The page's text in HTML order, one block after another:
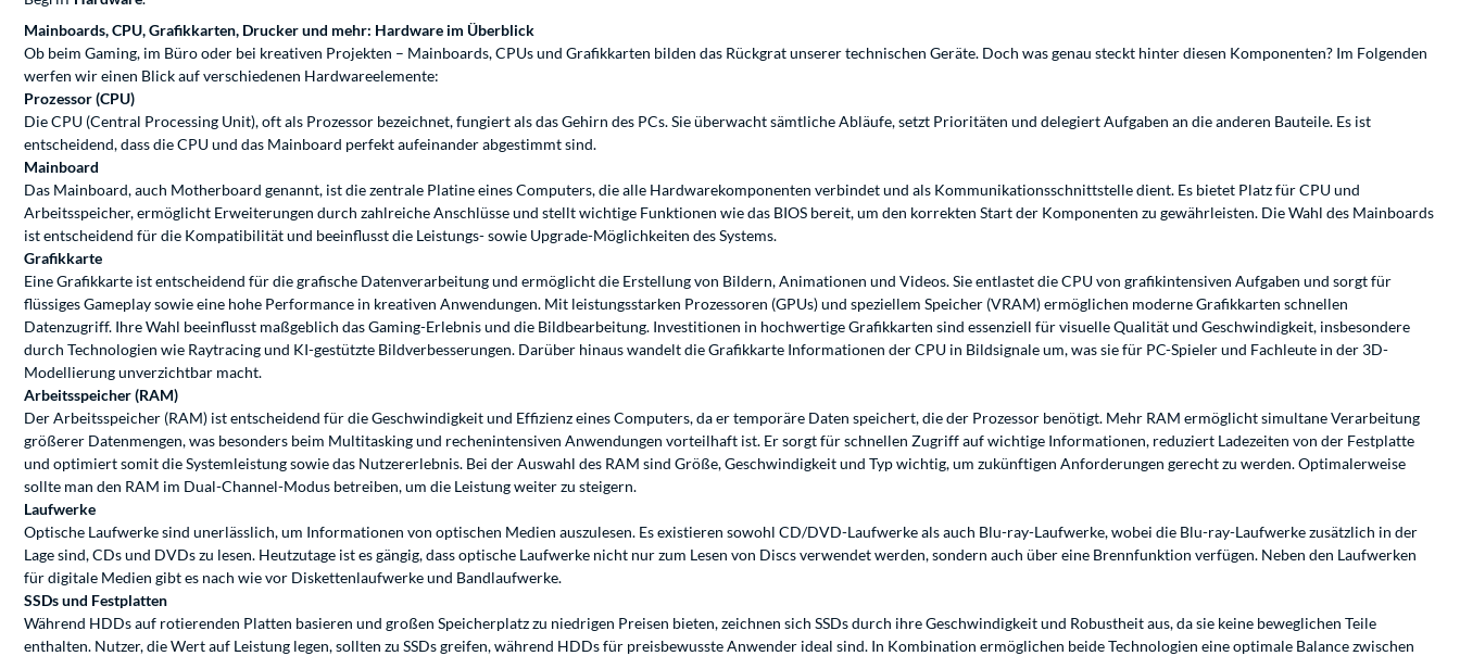
Mainboards, CPU, Grafikkarten, Drucker und mehr: Hardware im Überblick
Ob beim Gaming, im Büro oder bei kreativen Projekten – Mainboards, CPUs und Grafikkarten bilden das Rückgrat unserer technischen Geräte. Doch was genau steckt hinter diesen Komponenten? Im Folgenden
werfen wir einen Blick auf verschiedenen Hardwareelemente:
Prozessor (CPU)
Die CPU (Central Processing Unit), oft als Prozessor bezeichnet, fungiert als das Gehirn des PCs. Sie überwacht sämtliche Abläufe, setzt Prioritäten und delegiert Aufgaben an die anderen Bauteile. Es ist
entscheidend, dass die CPU und das Mainboard perfekt aufeinander abgestimmt sind.
Mainboard
Das Mainboard, auch Motherboard genannt, ist die zentrale Platine eines Computers, die alle Hardwarekomponenten verbindet und als Kommunikationsschnittstelle dient. Es bietet Platz für CPU und
Arbeitsspeicher, ermöglicht Erweiterungen durch zahlreiche Anschlüsse und stellt wichtige Funktionen wie das BIOS bereit, um den korrekten Start der Komponenten zu gewährleisten. Die Wahl des Mainboards
ist entscheidend für die Kompatibilität und beeinflusst die Leistungs- sowie Upgrade-Möglichkeiten des Systems.
Grafikkarte
Eine Grafikkarte ist entscheidend für die grafische Datenverarbeitung und ermöglicht die Erstellung von Bildern, Animationen und Videos. Sie entlastet die CPU von grafikintensiven Aufgaben und sorgt für
flüssiges Gameplay sowie eine hohe Performance in kreativen Anwendungen. Mit leistungsstarken Prozessoren (GPUs) und speziellem Speicher (VRAM) ermöglichen moderne Grafikkarten schnellen
Datenzugriff. Ihre Wahl beeinflusst maßgeblich das Gaming-Erlebnis und die Bildbearbeitung. Investitionen in hochwertige Grafikkarten sind essenziell für visuelle Qualität und Geschwindigkeit, insbesondere
durch Technologien wie Raytracing und KI-gestützte Bildverbesserungen. Darüber hinaus wandelt die Grafikkarte Informationen der CPU in Bildsignale um, was sie für PC-Spieler und Fachleute in der 3D-
Modellierung unverzichtbar macht.
Arbeitsspeicher (RAM)
Der Arbeitsspeicher (RAM) ist entscheidend für die Geschwindigkeit und Effizienz eines Computers, da er temporäre Daten speichert, die der Prozessor benötigt. Mehr RAM ermöglicht simultane Verarbeitung
größerer Datenmengen, was besonders beim Multitasking und rechenintensiven Anwendungen vorteilhaft ist. Er sorgt für schnellen Zugriff auf wichtige Informationen, reduziert Ladezeiten von der Festplatte
und optimiert somit die Systemleistung sowie das Nutzererlebnis. Bei der Auswahl des RAM sind Größe, Geschwindigkeit und Typ wichtig, um zukünftigen Anforderungen gerecht zu werden. Optimalerweise
sollte man den RAM im Dual-Channel-Modus betreiben, um die Leistung weiter zu steigern.
Laufwerke
Optische Laufwerke sind unerlässlich, um Informationen von optischen Medien auszulesen. Es existieren sowohl CD/DVD-Laufwerke als auch Blu-ray-Laufwerke, wobei die Blu-ray-Laufwerke zusätzlich in der
Lage sind, CDs und DVDs zu lesen. Heutzutage ist es gängig, dass optische Laufwerke nicht nur zum Lesen von Discs verwendet werden, sondern auch über eine Brennfunktion verfügen. Neben den Laufwerken
für digitale Medien gibt es nach wie vor Diskettenlaufwerke und Bandlaufwerke.
SSDs und Festplatten
Während HDDs auf rotierenden Platten basieren und großen Speicherplatz zu niedrigen Preisen bieten, zeichnen sich SSDs durch ihre Geschwindigkeit und Robustheit aus, da sie keine beweglichen Teile
enthalten. Nutzer, die Wert auf Leistung legen, sollten zu SSDs greifen, während HDDs für preisbewusste Anwender ideal sind. In Kombination ermöglichen beide Technologien eine optimale Balance zwischen